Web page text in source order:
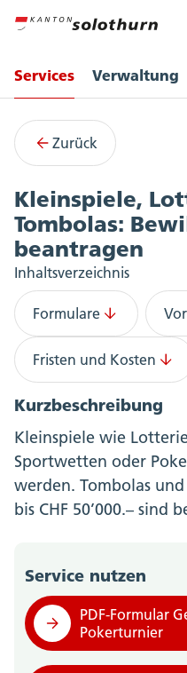
Services Verwaltung
Zurück
Kleinspiele,
Tombolas:
beantragen
Inhaltsverzeichnis
Formulare
Fristen und Kosten
Kurzbeschreibung
Kleinspiele wie
Sportwetten oder
werden. Tombolas
bis CHF 50’000.– sind
Service nutzen
PDF-Formular
Pokerturnier